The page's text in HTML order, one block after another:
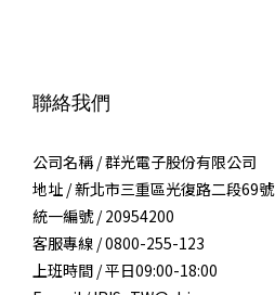
聯絡我們
公司名稱 / 群光電子股份有限公司
地址 / 新北市三重區光復路二段69號
統一編號 / 20954200
客服專線 / 0800-255-123
上班時間 / 平日09:00-18:00